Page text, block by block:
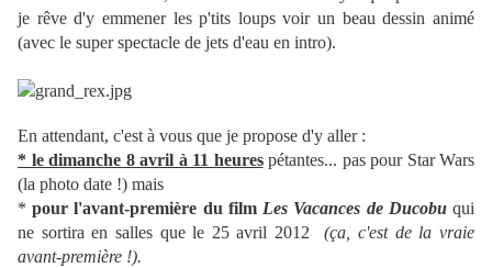
je rêve d'y emmener les p'tits loups voir un beau dessin animé
(avec le super spectacle de jets d'eau en intro).
En attendant, c'est à vous que je propose d'y aller :
* le dimanche 8 avril à 11 heurespétantes... pas pour Star Wars
(la photo date !) mais
*pour l'avant-première du film Les Vacances de Ducobu qui
ne sortira en salles que le 25 avril 2012
(ça, c'est de la vraie
avant-première !).